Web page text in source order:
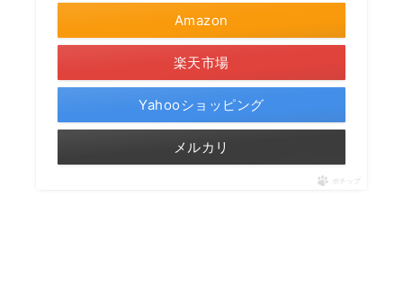
Amazon
楽天市場
Yahooショッピング
メルカリ
ポチップ